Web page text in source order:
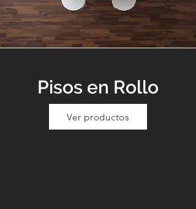
Pisos en Rollo
Ver productos